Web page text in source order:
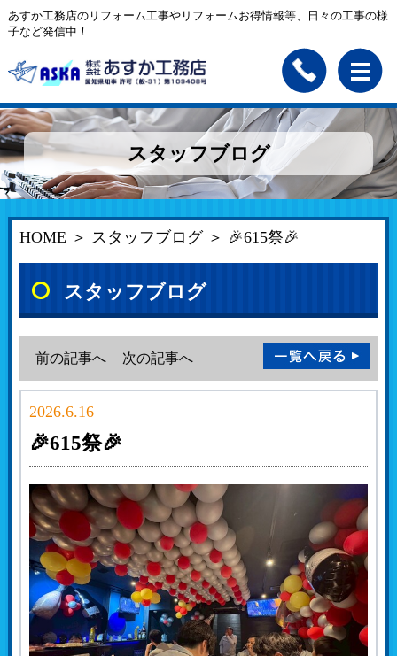
あすか工務店のリフォーム工事やリフォームお得情報等、日々の工事の様
子など発信中！
スタッフブログ
HOME ＞ スタッフブログ＞ 🎉615祭🎉
スタッフブログ
前の記事へ 次の記事へ
2026.6.16
🎉615祭🎉